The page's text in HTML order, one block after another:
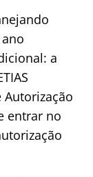
a
entrar no